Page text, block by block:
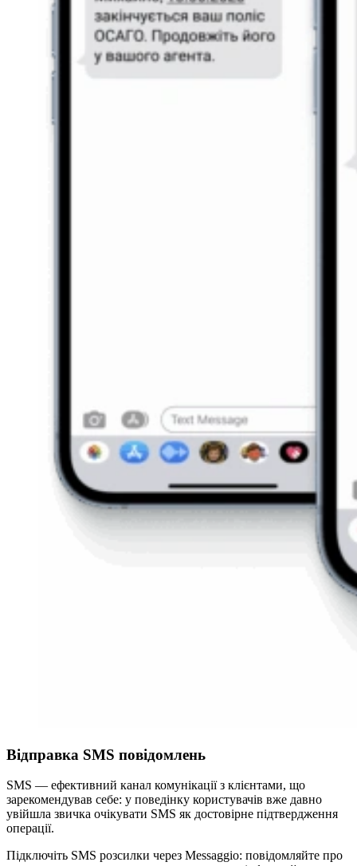
Відправка SMS повідомлень
SMS — ефективний канал комунікації з клієнтами, що
зарекомендував себе: у поведінку користувачів вже давно
увійшла звичка очікувати SMS як достовірне підтвердження
операції.
Підключіть SMS розсилки через Messaggio: повідомляйте про